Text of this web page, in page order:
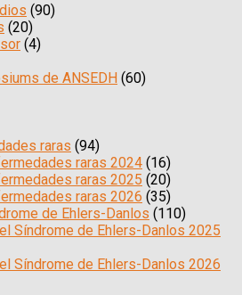
(90)
(20)
(4)
de ANSEDH (60)
raras (94)
raras 2024 (16)
raras 2025 (20)
raras 2026 (35)
de Ehlers-Danlos (110)
Síndrome de Ehlers-Danlos 2025
Síndrome de Ehlers-Danlos 2026